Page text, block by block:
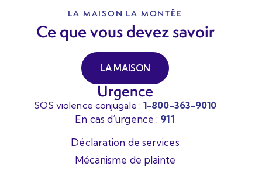
LA MAISON LA MONTÉE
Ce que vous devez savoir
LA MAISON
Urgence
SOS violence conjugale :1-800-363-9010
En cas d’urgence : 911
Déclaration de services
Mécanisme de plainte